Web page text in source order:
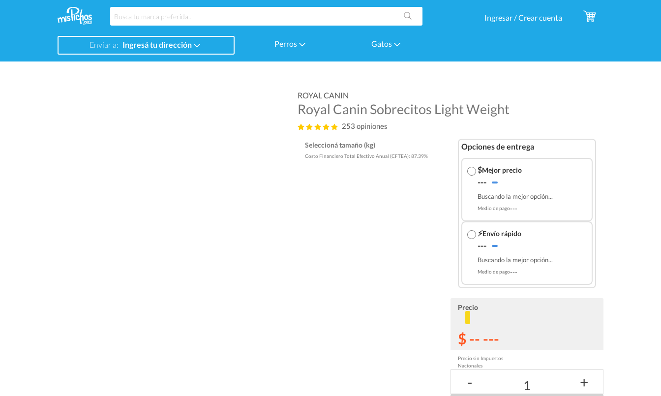
Ingresar / Crear cuenta
Enviar a: Ingresá tu dirección Perros Gatos
ROYAL CANIN
Royal Canin Sobrecitos Light Weight
253 opiniones
Seleccioná tamaño (kg)
Costo Financiero Total Efectivo Anual (CFTEA): 87.39%
Opciones de entrega
$Mejor precio
---
Buscando la mejor opción...
Medio de pago---
⚡Envío rápido
---
Buscando la mejor opción...
Medio de pago---
Precio
$ -- ---
Precio sin Impuestos
Nacionales
- 1 +